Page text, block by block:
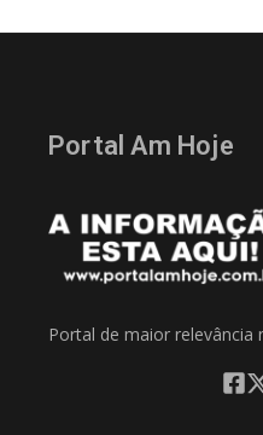
Portal Am Hoje
Portal de maior relevância